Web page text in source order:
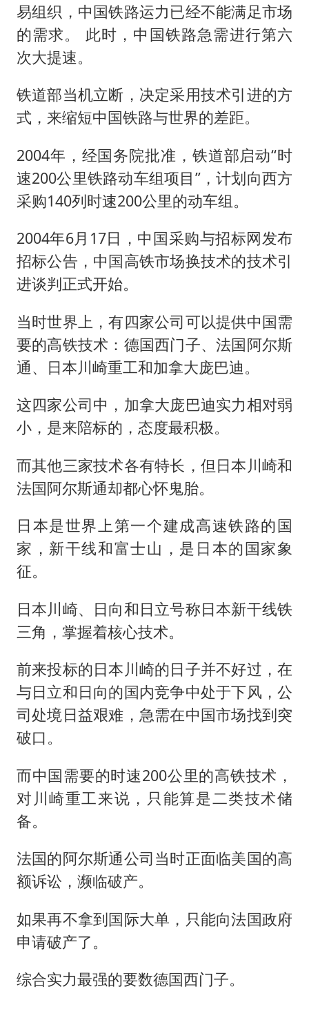
易组织，中国铁路运力已经不能满足市场
的需求。 此时，中国铁路急需进行第六
次大提速。
铁道部当机立断，决定采用技术引进的方
式，来缩短中国铁路与世界的差距。
2004年，经国务院批准，铁道部启动“时
速200公里铁路动车组项目”，计划向西方
采购140列时速200公里的动车组。
2004年6月17日，中国采购与招标网发布
招标公告，中国高铁市场换技术的技术引
进谈判正式开始。
当时世界上，有四家公司可以提供中国需
要的高铁技术：德国西门子、法国阿尔斯
通、日本川崎重工和加拿大庞巴迪。
这四家公司中，加拿大庞巴迪实力相对弱
小，是来陪标的，态度最积极。
而其他三家技术各有特长，但日本川崎和
法国阿尔斯通却都心怀鬼胎。
日本是世界上第一个建成高速铁路的国
家，新干线和富士山，是日本的国家象
征。
日本川崎、日向和日立号称日本新干线铁
三角，掌握着核心技术。
前来投标的日本川崎的日子并不好过，在
与日立和日向的国内竞争中处于下风，公
司处境日益艰难，急需在中国市场找到突
破口。
而中国需要的时速200公里的高铁技术，
对川崎重工来说，只能算是二类技术储
备。
法国的阿尔斯通公司当时正面临美国的高
额诉讼，濒临破产。
如果再不拿到国际大单，只能向法国政府
申请破产了。
综合实力最强的要数德国西门子。